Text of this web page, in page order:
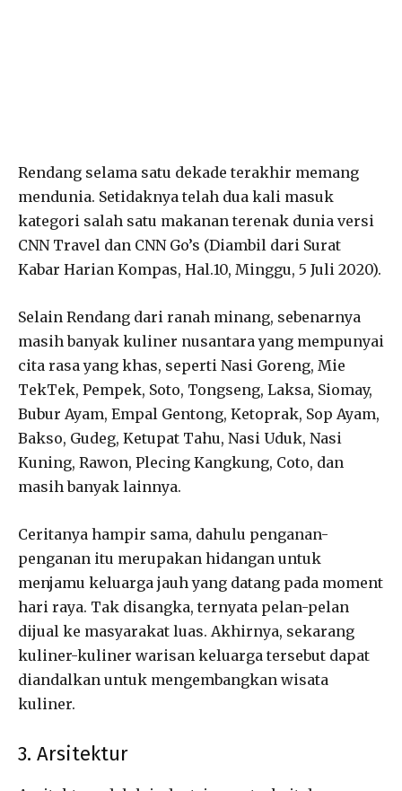
Rendang selama satu dekade terakhir memang
mendunia. Setidaknya telah dua kali masuk
kategori salah satu makanan terenak dunia versi
CNN Travel dan CNN Go’s (Diambil dari Surat
Kabar Harian Kompas, Hal.10, Minggu, 5 Juli 2020).
Selain Rendang dari ranah minang, sebenarnya
masih banyak kuliner nusantara yang mempunyai
cita rasa yang khas, seperti Nasi Goreng, Mie
TekTek, Pempek, Soto, Tongseng, Laksa, Siomay,
Bubur Ayam, Empal Gentong, Ketoprak, Sop Ayam,
Bakso, Gudeg, Ketupat Tahu, Nasi Uduk, Nasi
Kuning, Rawon, Plecing Kangkung, Coto, dan
masih banyak lainnya.
Ceritanya hampir sama, dahulu penganan-
penganan itu merupakan hidangan untuk
menjamu keluarga jauh yang datang pada moment
hari raya. Tak disangka, ternyata pelan-pelan
dijual ke masyarakat luas. Akhirnya, sekarang
kuliner-kuliner warisan keluarga tersebut dapat
diandalkan untuk mengembangkan wisata
kuliner.
3. Arsitektur